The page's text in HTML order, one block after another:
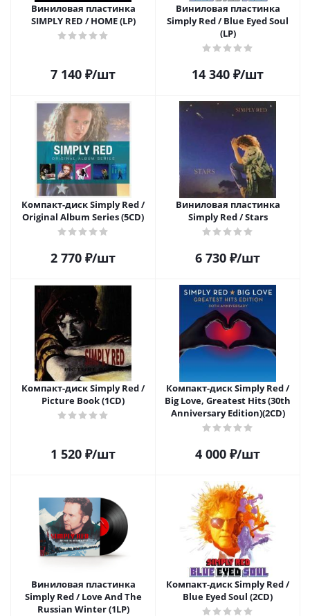
Виниловая пластинка
SIMPLY RED / HOME (LP)
7 140 ₽/шт
Виниловая пластинка
Simply Red / Blue Eyed Soul
(LP)
14 340 ₽/шт
Компакт-диск Simply Red /
Original Album Series (5CD)
2 770 ₽/шт
Виниловая пластинка
Simply Red / Stars
6 730 ₽/шт
Компакт-диск Simply Red /
Picture Book (1CD)
1 520 ₽/шт
Компакт-диск Simply Red /
Big Love, Greatest Hits (30th
Anniversary Edition)(2CD)
4 000 ₽/шт
Виниловая пластинка
Simply Red / Love And The
Russian Winter (1LP)
Компакт-диск Simply Red /
Blue Eyed Soul (2CD)